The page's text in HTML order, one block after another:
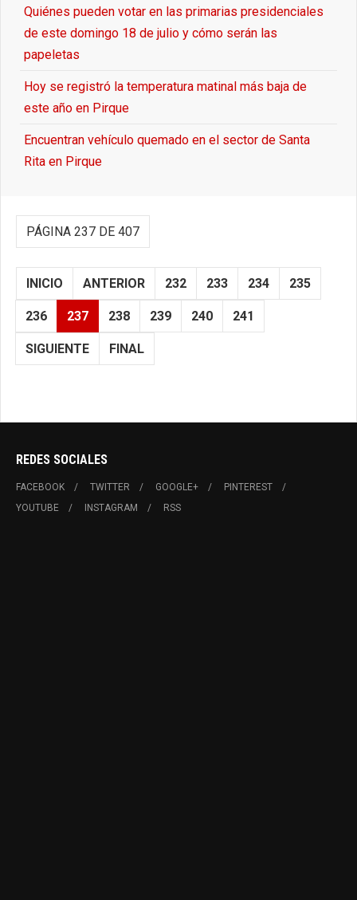
Quiénes pueden votar en las primarias presidenciales
de este domingo 18 de julio y cómo serán las
papeletas
Hoy se registró la temperatura matinal más baja de
este año en Pirque
Encuentran vehículo quemado en el sector de Santa
Rita en Pirque
PÁGINA 237 DE 407
INICIO ANTERIOR 232 233 234 235
236 237 238 239 240 241
SIGUIENTE FINAL
REDES SOCIALES
FACEBOOK TWITTER GOOGLE+
PINTEREST
YOUTUBE
INSTAGRAM RSS